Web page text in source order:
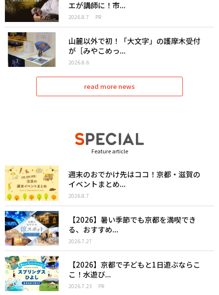
エが講師に！市...
2026.8.7 PR
山麓以外で初！「大文字」の護摩木受付
が［みやこめっ...
2026.8.6
read more news
Feature article
週末のおでかけ先はココ！京都・滋賀の
イベントまとめ...
2026.8.7
【2026】暑い季節でも京都を満喫でき
る、おすすめ...
2026.7.27
【2026】京都で子どもと1日遊ぶならこ
こ！水遊び...
2026.7.23 PR